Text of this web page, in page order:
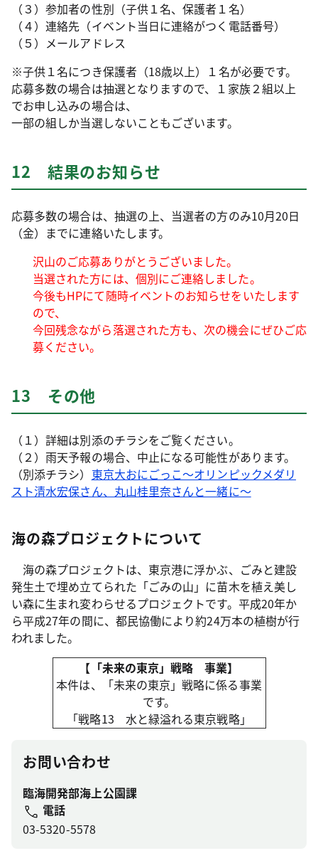
（３）参加者の性別（子供１名、保護者１名）
（４）連絡先（イベント当日に連絡がつく電話番号）
（５）メールアドレス
※子供１名につき保護者（18歳以上）１名が必要です。
応募多数の場合は抽選となりますので、１家族２組以上
でお申し込みの場合は、
一部の組しか当選しないこともございます。
12 結果のお知らせ
応募多数の場合は、抽選の上、当選者の方のみ10月20日
（金）までに連絡いたします。
沢山のご応募ありがとうございました。
当選された方には、個別にご連絡しました。
今後もHPにて随時イベントのお知らせをいたします
ので、
今回残念ながら落選された方も、次の機会にぜひご応
募ください。
13 その他
（１）詳細は別添のチラシをご覧ください。
（２）雨天予報の場合、中止になる可能性があります。
（別添チラシ） 東京大おにごっこ～オリンピックメダリ
スト清水宏保さん、丸山桂里奈さんと一緒に～
海の森プロジェクトについて
海の森プロジェクトは、東京港に浮かぶ、ごみと建設
発生土で埋め立てられた「ごみの山」に苗木を植え美し
い森に生まれ変わらせるプロジェクトです。平成20年か
ら平成27年の間に、都民協働により約24万本の植樹が行
われました。
【「未来の東京」戦略 事業】
本件は、「未来の東京」戦略に係る事業
です。
「戦略13 水と緑溢れる東京戦略」
お問い合わせ
臨海開発部海上公園課
電話
03-5320-5578